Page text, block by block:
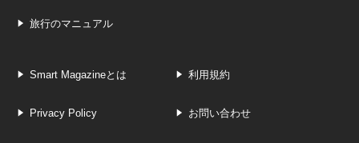
旅行のマニュアル
Smart Magazineとは 利用規約
Privacy Policy お問い合わせ